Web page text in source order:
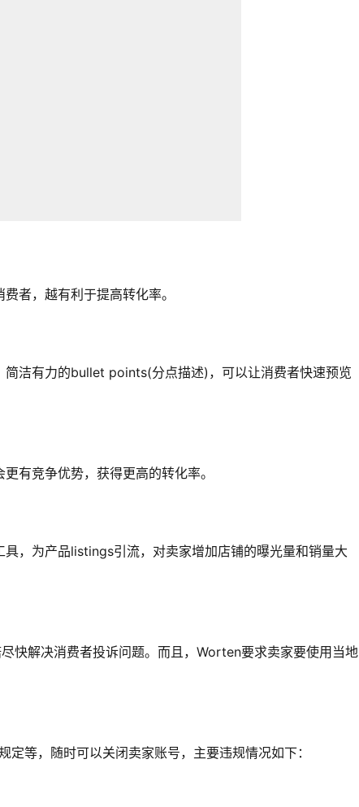
者，越有利于提高转化率。
洁有力的bullet points(分点描述)，可以让消费者快速预览
有竞争优势，获得更高的转化率。
，为产品listings引流，对卖家增加店铺的曝光量和销量大
快解决消费者投诉问题。而且，Worten要求卖家要使用当地
等，随时可以关闭卖家账号，主要违规情况如下：